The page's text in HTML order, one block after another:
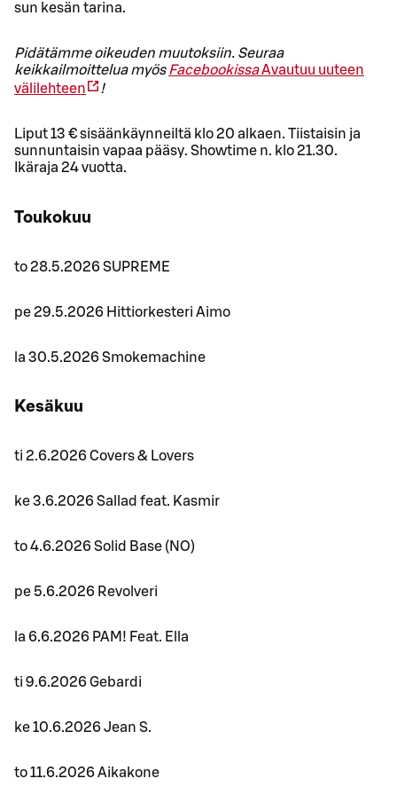
sun kesän tarina.
Pidätämme oikeuden muutoksiin. Seuraa
keikkailmoittelua myösFacebookissaAvautuu uuteen
välilehteen
!
Liput 13 € sisäänkäynneiltä klo 20 alkaen. Tiistaisin ja
sunnuntaisin vapaa pääsy. Showtime n. klo 21.30.
Ikäraja 24 vuotta.
Toukokuu
to 28.5.2026 SUPREME
pe 29.5.2026 Hittiorkesteri Aimo
la 30.5.2026 Smokemachine
Kesäkuu
ti 2.6.2026 Covers & Lovers
ke 3.6.2026 Sallad feat. Kasmir
to 4.6.2026 Solid Base (NO)
pe 5.6.2026 Revolveri
la 6.6.2026 PAM! Feat. Ella
ti 9.6.2026 Gebardi
ke 10.6.2026 Jean S.
to 11.6.2026 Aikakone